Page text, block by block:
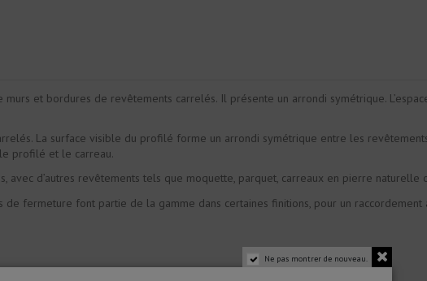
et bordures de revêtements carrelés. Il présente un arrondi symétrique.
La surface visible du profilé forme un arrondi symétrique entre les revêtements
profilé et le carreau.
avec d’autres revêtements tels que moquette, parquet, carreaux en pierre naturelle
de fermeture font partie de la gamme dans certaines finitions, pour un
Ne pas montrer de nouveau.